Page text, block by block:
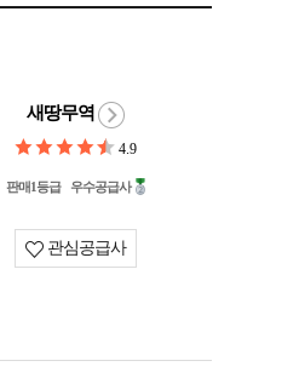
새땅무역
4.9
판매1등급 우수공급사
관심공급사